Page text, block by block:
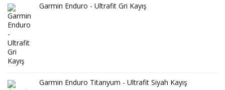
Garmin Enduro - Ultrafit Gri Kayış
Garmin Enduro Titanyum - Ultrafit Siyah Kayış